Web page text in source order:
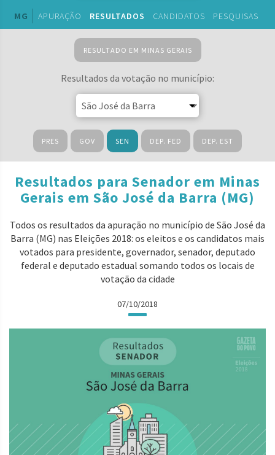
MG APURAÇÃO RESULTADOS CANDIDATOS PESQUISAS
RESULTADO EM MINAS GERAIS
Resultados da votação no município:
PRES GOV SEN DEP. FED DEP. EST
Resultados para Senador em Minas
Gerais em São José da Barra (MG)
Todos os resultados da apuração no município de São José da
Barra (MG) nas Eleições 2018: os eleitos e os candidatos mais
votados para presidente, governador, senador, deputado
federal e deputado estadual somando todos os locais de
votação da cidade
07/10/2018